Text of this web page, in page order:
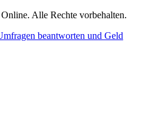
Alle Rechte vorbehalten.